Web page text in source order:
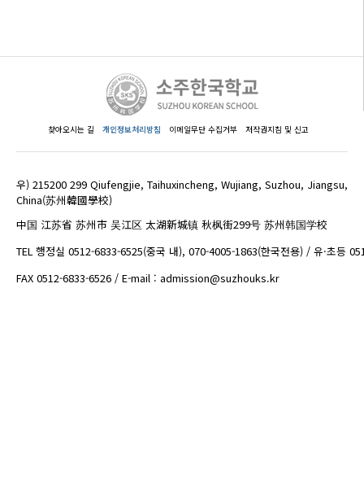
찾아오시는 길 개인정보처리방침 이메일무단 수집거부 저작권지침 및 신고
우) 215200 299 Qiufengjie, Taihuxincheng, Wujiang, Suzhou, Jiangsu,
China(苏州韓國學校)
中国 江苏省 苏州市 吴江区 太湖新城镇 秋枫街299号 苏州韩国学校
TEL 행정실 0512-6833-6525(중국 내), 070-4005-1863(한국전용) / 유·초등
FAX 0512-6833-6526 / E-mail : admission@suzhouks.kr